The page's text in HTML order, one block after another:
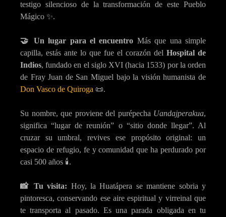
testigo silencioso de la transformación de este Pueblo
Mágico ✨.
🤝 Un lugar para el encuentro Más que una simple
capilla, estás ante lo que fue el corazón del Hospital de
Indios, fundado en el siglo XVI (hacia 1533) por la orden
de Fray Juan de San Miguel bajo la visión humanista de
Don Vasco de Quiroga 📜.
Su nombre, que proviene del purépecha Uandajperakua,
significa “lugar de reunión” o “sitio donde llegar”. Al
cruzar su umbral, revives ese propósito original: un
espacio de refugio, fe y comunidad que ha perdurado por
casi 500 años 🕯️.
📸 Tu visita: Hoy, la Huatápera se mantiene sobria y
pintoresca, conservando ese aire espiritual y virreinal que
te transporta al pasado. Es una parada obligada en tu